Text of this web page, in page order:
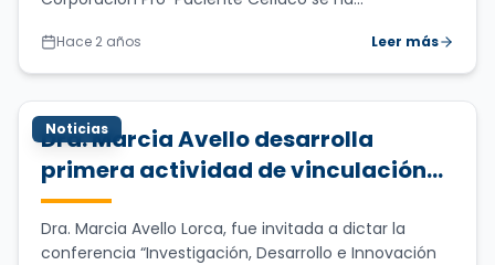
Hace 2 años Leer más
Noticias
Dra. Marcia Avello desarrolla
primera actividad de vinculación
entre carreras de Química y
Farmacia de la UdeC y la UNACH
Dra. Marcia Avello Lorca, fue invitada a dictar la
conferencia “Investigación, Desarrollo e Innovación